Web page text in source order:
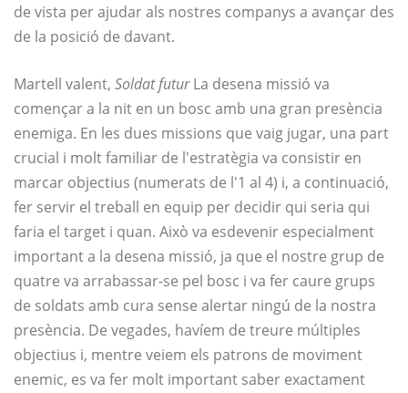
de vista per ajudar als nostres companys a avançar des
de la posició de davant.
Martell valent, Soldat futurLa desena missió va
començar a la nit en un bosc amb una gran presència
enemiga. En les dues missions que vaig jugar, una part
crucial i molt familiar de l'estratègia va consistir en
marcar objectius (numerats de l'1 al 4) i, a continuació,
fer servir el treball en equip per decidir qui seria qui
faria el target i quan. Això va esdevenir especialment
important a la desena missió, ja que el nostre grup de
quatre va arrabassar-se pel bosc i va fer caure grups
de soldats amb cura sense alertar ningú de la nostra
presència. De vegades, havíem de treure múltiples
objectius i, mentre veiem els patrons de moviment
enemic, es va fer molt important saber exactament